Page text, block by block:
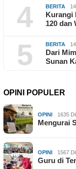
4 BERITA
Kurangi
120 dan
5 BERITA
Dari
Sunan
OPINI POPULER
OPINI 1635
Mengurai
OPINI 1567
Guru di